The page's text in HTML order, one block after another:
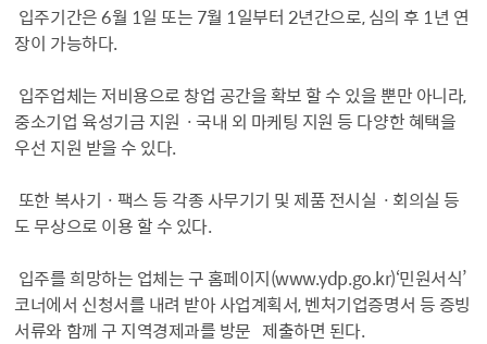
입주기간은 6월 1일 또는 7월 1일부터 2년간으로, 심의 후 1년 연
장이 가능하다.
입주업체는 저비용으로 창업 공간을 확보 할 수 있을 뿐만 아니라,
중소기업 육성기금 지원ㆍ국내 외 마케팅 지원 등 다양한 혜택을
우선 지원 받을 수 있다.
또한 복사기ㆍ팩스 등 각종 사무기기 및 제품 전시실ㆍ회의실 등
도 무상으로 이용 할 수 있다.
입주를 희망하는 업체는 구 홈페이지(www.ydp.go.kr)‘민원서식’
코너에서 신청서를 내려 받아 사업계획서, 벤처기업증명서 등 증빙
서류와 함께 구 지역경제과를 방문 제출하면 된다.